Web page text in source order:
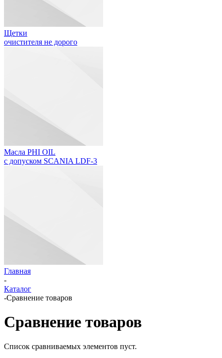
Щетки
очистителя не дорого
Масла PHI OIL
с допуском SCANIA LDF-3
Главная
-
Каталог
-Сравнение товаров
Сравнение товаров
Список сравниваемых элементов пуст.